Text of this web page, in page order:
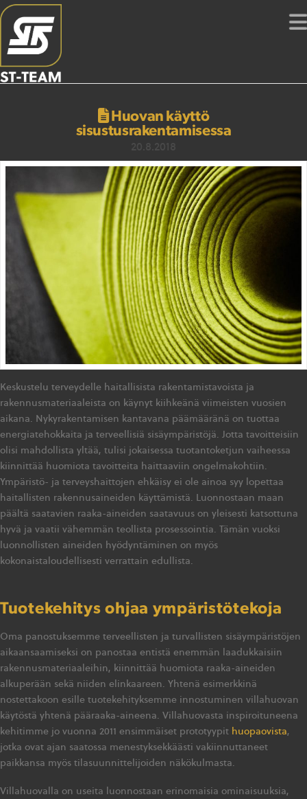
Huovan käyttö
sisustusrakentamisessa
Keskustelu terveydelle haitallisista rakentamistavoista ja
rakennusmateriaaleista on käynyt kiihkeänä viimeisten vuosien
aikana. Nykyrakentamisen kantavana päämääränä on tuottaa
energiatehokkaita ja terveellisiä sisäympäristöjä. Jotta tavoitteisiin
olisi mahdollista yltää, tulisi jokaisessa tuotantoketjun vaiheessa
kiinnittää huomiota tavoitteita haittaaviin ongelmakohtiin.
Ympäristö- ja terveyshaittojen ehkäisy ei ole ainoa syy lopettaa
haitallisten rakennusaineiden käyttämistä. Luonnostaan maan
päältä saatavien raaka-aineiden saatavuus on yleisesti katsottuna
hyvä ja vaatii vähemmän teollista prosessointia. Tämän vuoksi
luonnollisten aineiden hyödyntäminen on myös
kokonaistaloudellisesti verrattain edullista.
Tuotekehitys ohjaa ympäristötekoja
Oma panostuksemme terveellisten ja turvallisten sisäympäristöjen
aikaansaamiseksi on panostaa entistä enemmän laadukkaisiin
rakennusmateriaaleihin, kiinnittää huomiota raaka-aineiden
alkuperään sekä niiden elinkaareen. Yhtenä esimerkkinä
nostettakoon esille tuotekehityksemme innostuminen villahuovan
käytöstä yhtenä pääraaka-aineena. Villahuovasta inspiroituneena
kehitimme jo vuonna 2011 ensimmäiset prototyypit huopaovista,
jotka ovat ajan saatossa menestyksekkäästi vakiinnuttaneet
paikkansa myös tilasuunnittelijoiden näkökulmasta.
Villahuovalla on useita luonnostaan erinomaisia ominaisuuksia,